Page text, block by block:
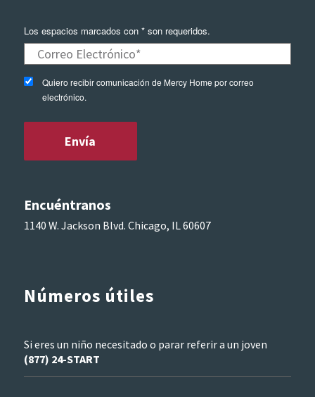
Los espacios marcados con * son requeridos.
Quiero recibir comunicación de Mercy Home por correo
electrónico.
Encuéntranos
1140 W. Jackson Blvd. Chicago, IL 60607
Números útiles
Si eres un niño necesitado o parar referir a un joven
(877) 24-START